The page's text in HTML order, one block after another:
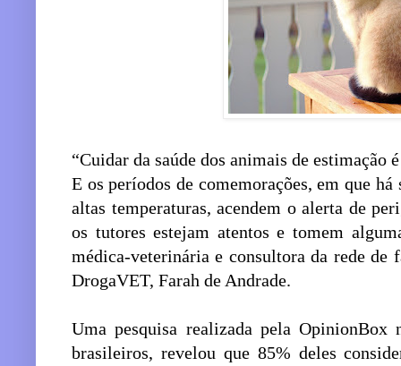
“Cuidar da saúde dos animais de estimação
E os períodos de comemorações, em que
altas temperaturas, acendem o alerta de
os tutores estejam atentos e tomem
médica-veterinária e consultora da rede de
DrogaVET, Farah de Andrade.
Uma pesquisa realizada pela
brasileiros, revelou que 85% deles